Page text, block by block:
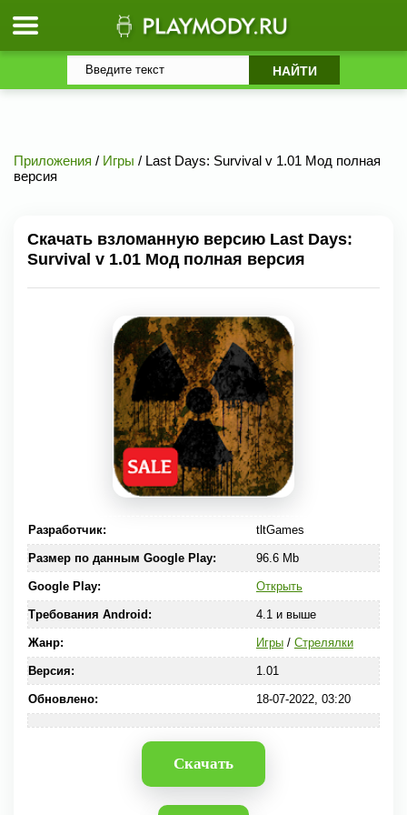
Приложения / Игры / Last Days: Survival v 1.01 Мод полная
версия
Скачать взломанную версию Last Days:
Survival v 1.01 Мод полная версия
Разработчик: tltGames
Размер по данным Google Play: 96.6 Mb
Google Play: Открыть
Требования Android: 4.1 и выше
Жанр: Игры/ Стрелялки
Версия: 1.01
Обновлено: 18-07-2022, 03:20
Скачать